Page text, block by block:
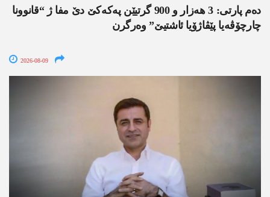
دەم پارتی: 3 ھەزار و 900 گرتیێن پەکەکێ دێ مفا ژ “قانوونا
چارچۆڤەیا پێڤاژۆیا ئاشتیێ” وەرگرن
2026-08-09